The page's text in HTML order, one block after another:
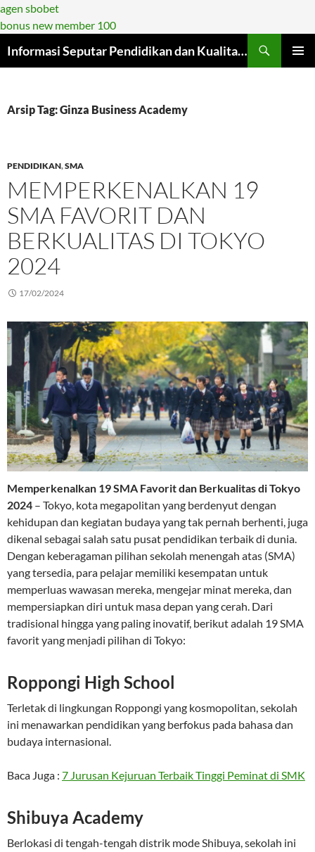
agen sbobet
bonus new member 100
ke
Informasi Seputar Pendidikan dan Kualitasnya di Era Modern
Arsip Tag: Ginza Business Academy
PENDIDIKAN,SMA
MEMPERKENALKAN 19
SMA FAVORIT DAN
BERKUALITAS DI TOKYO
2024
17/02/2024
Memperkenalkan 19 SMA Favorit dan Berkualitas di Tokyo
2024 – Tokyo, kota megapolitan yang berdenyut dengan
kehidupan dan kegiatan budaya yang tak pernah berhenti, juga
dikenal sebagai salah satu pusat pendidikan terbaik di dunia.
Dengan keberagaman pilihan sekolah menengah atas (SMA)
yang tersedia, para pelajar memiliki kesempatan untuk
memperluas wawasan mereka, mengejar minat mereka, dan
mempersiapkan diri untuk masa depan yang cerah. Dari
tradisional hingga yang paling inovatif, berikut adalah 19 SMA
favorit yang menjadi pilihan di Tokyo:
Roppongi High School
Terletak di lingkungan Roppongi yang kosmopolitan, sekolah
ini menawarkan pendidikan yang berfokus pada bahasa dan
budaya internasional.
Baca Juga : 7 Jurusan Kejuruan Terbaik Tinggi Peminat di SMK
Shibuya Academy
Berlokasi di tengah-tengah distrik mode Shibuya, sekolah ini